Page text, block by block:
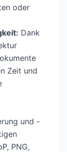
oder
Dank
Zeit und
und -
PNG,